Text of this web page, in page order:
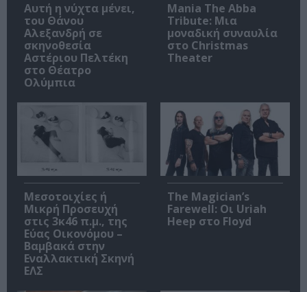
Αυτή η νύχτα μένει,
του Θάνου
Αλεξανδρή σε
σκηνοθεσία
Αστέριου Πελτέκη
στο Θέατρο
Ολύμπια
Mania The Abba
Tribute: Μια
μοναδική συναυλία
στο Christmas
Theater
Μεσοτοιχίες ή
Μικρή Προσευχή
στις 3κ46 π.μ., της
Εύας Οικονόμου –
Βαμβακά στην
Εναλλακτική Σκηνή
ΕΛΣ
The Magician’s
Farewell: Οι Uriah
Heep στο Floyd